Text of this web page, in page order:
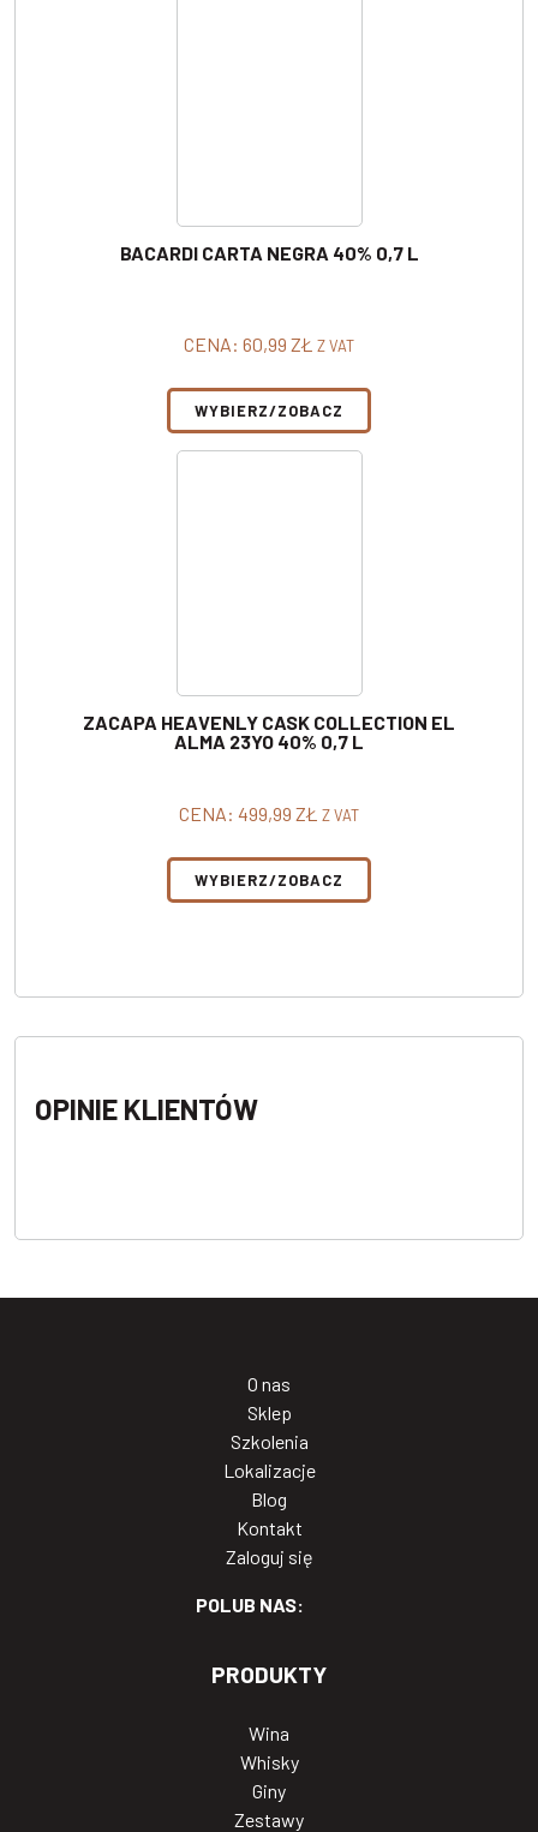
BACARDI CARTA NEGRA 40% 0,7 L
CENA: 60,99 ZŁ Z VAT
WYBIERZ/ZOBACZ
ZACAPA HEAVENLY CASK COLLECTION EL
ALMA 23YO 40% 0,7 L
CENA: 499,99 ZŁ Z VAT
WYBIERZ/ZOBACZ
OPINIE KLIENTÓW
O nas
Sklep
Szkolenia
Lokalizacje
Blog
Kontakt
Zaloguj się
POLUB NAS:
PRODUKTY
Wina
Whisky
Giny
Zestawy